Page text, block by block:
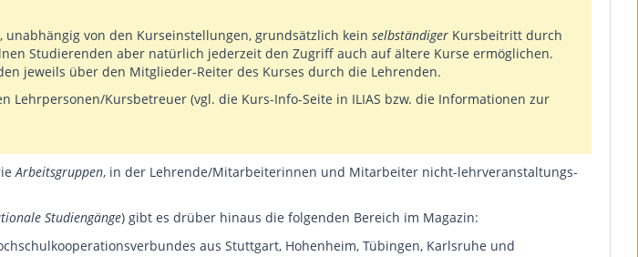
unabhängig von den Kurseinstellungen, grundsätzlich kein selbständiger Kursbeitritt durch
Studierenden aber natürlich jederzeit den Zugriff auch auf ältere Kurse ermöglichen.
jeweils über den Mitglieder-Reiter des Kurses durch die Lehrenden.
Kursbetreuer (vgl. die Kurs-Info-Seite in ILIAS bzw. die Informationen zur
Arbeitsgruppen, in der Lehrende/Mitarbeiterinnen und Mitarbeiter nicht-lehrveranstaltungs-
Studiengänge) gibt es drüber hinaus die folgenden Bereich im Magazin:
aus Stuttgart, Hohenheim, Tübingen, Karlsruhe und